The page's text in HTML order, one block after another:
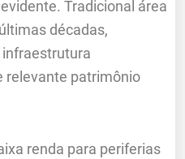
Tradicional área
décadas,
relevante patrimônio
renda para periferias